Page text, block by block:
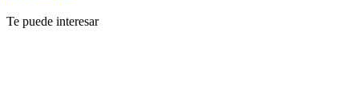
Te puede interesar